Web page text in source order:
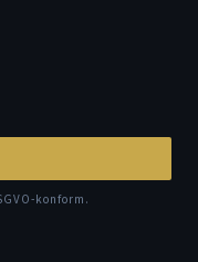
konform.